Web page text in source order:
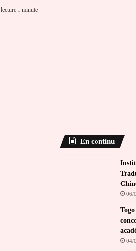
lecture 1 minute
En continu
06/
04/